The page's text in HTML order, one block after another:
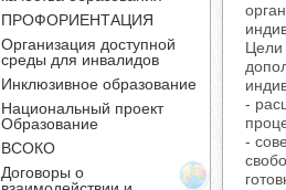
ПРОФОРИЕНТАЦИЯ
Организация доступной
среды для инвалидов
Инклюзивное образование
Национальный проект
Образование
ВСОКО
Договоры о
Цели
-
-